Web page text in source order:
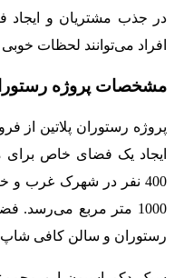
در جذب مشتریان و
افراد می‌توانند لحظات
مشخصات پروژه
ایجاد یک فضای خاص برای
400 نفر در شهرک غرب
1000 متر مربع
رستوران و سالن کافی